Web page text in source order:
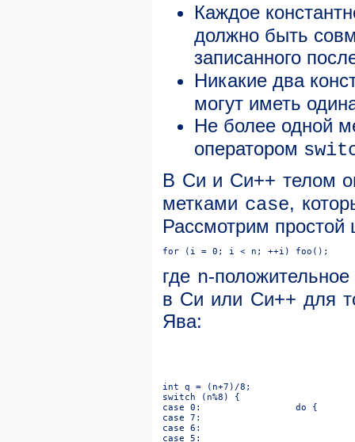
Каждое
должно быть
записанного
Никакие два
могут иметь
Не более одной
оператором
В Cи и Cи++ телом
метками case,
Рассмотрим простой
где n-
в Cи или Cи++ для
Ява: